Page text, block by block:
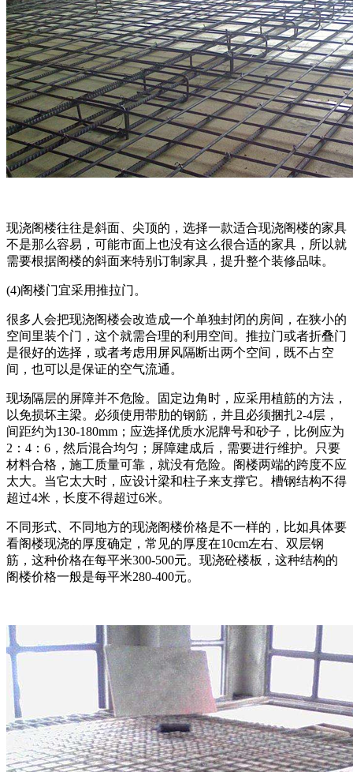
现浇阁楼往往是斜面、尖顶的，选择一款适合现浇阁楼的家具
不是那么容易，可能市面上也没有这么很合适的家具，所以就
需要根据阁楼的斜面来特别订制家具，提升整个装修品味。
(4)阁楼门宜采用推拉门。
很多人会把现浇阁楼会改造成一个单独封闭的房间，在狭小的
空间里装个门，这个就需合理的利用空间。推拉门或者折叠门
是很好的选择，或者考虑用屏风隔断出两个空间，既不占空
间，也可以是保证的空气流通。
现场隔层的屏障并不危险。固定边角时，应采用植筋的方法，
以免损坏主梁。必须使用带肋的钢筋，并且必须捆扎2-4层，
间距约为130-180mm；应选择优质水泥牌号和砂子，比例应为
2：4：6，然后混合均匀；屏障建成后，需要进行维护。只要
材料合格，施工质量可靠，就没有危险。阁楼两端的跨度不应
太大。当它太大时，应设计梁和柱子来支撑它。槽钢结构不得
超过4米，长度不得超过6米。
不同形式、不同地方的现浇阁楼价格是不一样的，比如具体要
看阁楼现浇的厚度确定，常见的厚度在10cm左右、双层钢
筋，这种价格在每平米300-500元。现浇砼楼板，这种结构的
阁楼价格一般是每平米280-400元。